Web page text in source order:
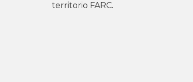
territorio FARC.